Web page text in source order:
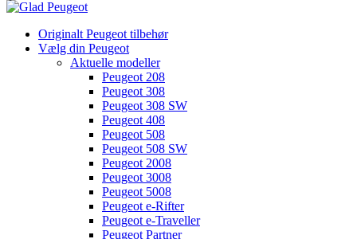
Originalt Peugeot tilbehør
Vælg din Peugeot
Aktuelle modeller
Peugeot 208
Peugeot 308
Peugeot 308 SW
Peugeot 408
Peugeot 508
Peugeot 508 SW
Peugeot 2008
Peugeot 3008
Peugeot 5008
Peugeot e-Rifter
Peugeot e-Traveller
Peugeot Partner